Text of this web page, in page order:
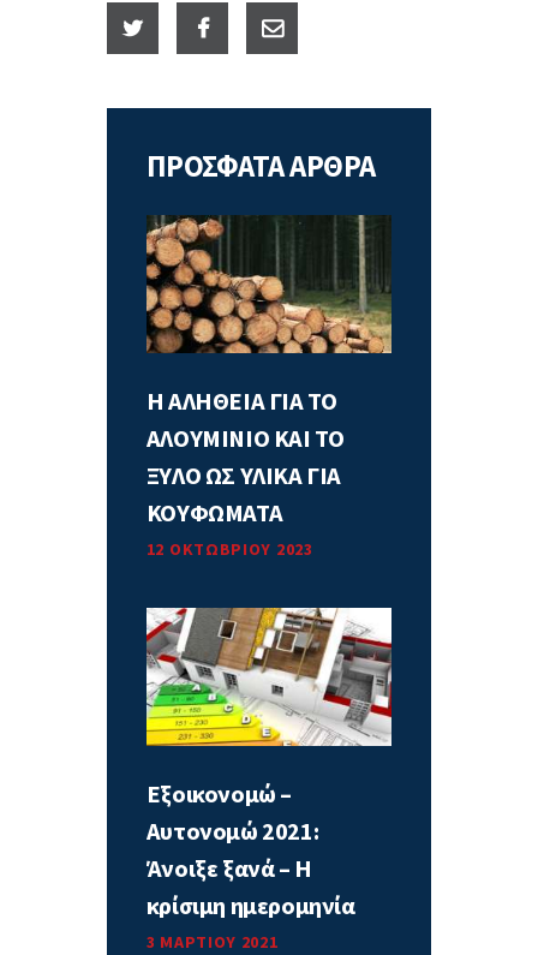
ΠΡΟΣΦΑΤΑ ΑΡΘΡΑ
Η ΑΛΗΘΕΙΑ ΓΙΑ ΤΟ
ΑΛΟΥΜΙΝΙΟ ΚΑΙ ΤΟ
ΞΥΛΟ ΩΣ ΥΛΙΚΑ ΓΙΑ
ΚΟΥΦΩΜΑΤΑ
12 ΟΚΤΩΒΡΊΟΥ 2023
Εξοικονομώ –
Αυτονομώ 2021:
Άνοιξε ξανά – Η
κρίσιμη ημερομηνία
3 ΜΑΡΤΊΟΥ 2021